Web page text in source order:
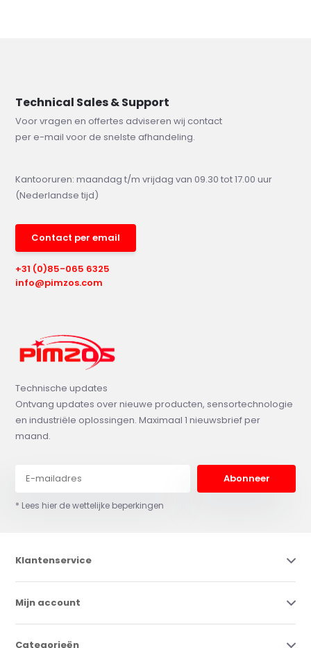
Technical Sales & Support
Voor vragen en offertes adviseren wij contact
per e-mail voor de snelste afhandeling.
Kantooruren: maandag t/m vrijdag van 09.30 tot 17.00 uur
(Nederlandse tijd)
Contact per email
+31 (0)85-065 6325
info@pimzos.com
Technische updates
Ontvang updates over nieuwe producten, sensortechnologie
en industriële oplossingen. Maximaal 1 nieuwsbrief per
maand.
Abonneer
* Lees hier de wettelijke beperkingen
Klantenservice
Mijn account
Categorieën